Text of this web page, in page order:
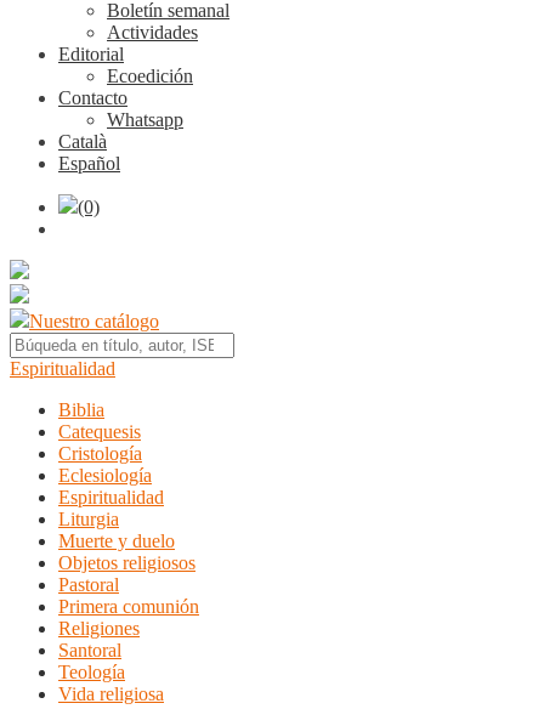
Boletín semanal
Actividades
Editorial
Ecoedición
Contacto
Whatsapp
Català
Español
(0)
Nuestro catálogo
Espiritualidad
Biblia
Catequesis
Cristología
Eclesiología
Espiritualidad
Liturgia
Muerte y duelo
Objetos religiosos
Pastoral
Primera comunión
Religiones
Santoral
Teología
Vida religiosa